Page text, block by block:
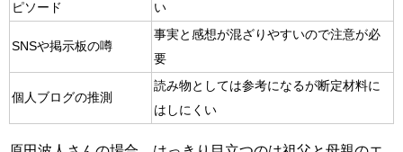
ピソード
い
SNSや掲示板の噂
事実と感想が混ざりやすいので注意が必
要
個人ブログの推測
読み物としては参考になるが断定材料に
はしにくい